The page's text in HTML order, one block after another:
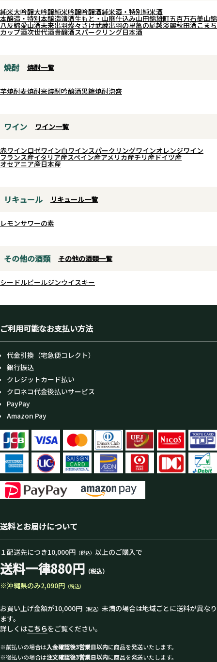
米から見直しを始めました。2011
年から「ドメーヌ化」を進め、自
きました。 仙禽は、農薬や化学肥
「江戸返り」とは江戸時代に確立
された酒造りの技術、特に生もと
純米大吟醸大吟醸純米吟醸吟醸酒純米酒・特別純米酒
本醸造・特別本醸造清酒生もと・山廃仕込み山田錦雄町五百万石美山錦
八反錦愛山酒未来出羽燦々 さけ武蔵出羽の里亀の尾越淡麗秋田酒こまち
カップ酒次世代酒貴醸酒スパークリング日本酒
焼酎 焼酎一覧
芋焼酎麦焼酎米焼酎吟醸酒黒糖焼酎泡盛
ワイン ワイン一覧
赤ワインロゼワイン白ワインスパークリングワインオレンジワイン
フランス産イタリア産スペイン産アメリカ産チリ産 ドイツ産
オセアニア産日本産
リキュール リキュール一覧
レモンサワーの素
その他の酒類 その他の酒類一覧
シードルビールジンウイスキー
ご利用可能なお支払い方法
代金引換（宅急便コレクト）
銀行振込
クレジットカード払い
クロネコ代金後払いサービス
PayPay
Amazon Pay
送料とお届けについて
１配送先につき10,000円 （税込） 以上のご購入で
送料一律880円 （税込）
※沖縄県のみ2,090円 （税込）
お買い上げ金額が10,000円 （税込） 未満の場合は地域ごとに送料が異なり
ます。
詳しくはこちらをご覧ください。
※前払いの場合は入金確認後3営業日以内に商品を発送いたします。
※後払いの場合は注文確認後3営業日以内に商品を発送いたします。